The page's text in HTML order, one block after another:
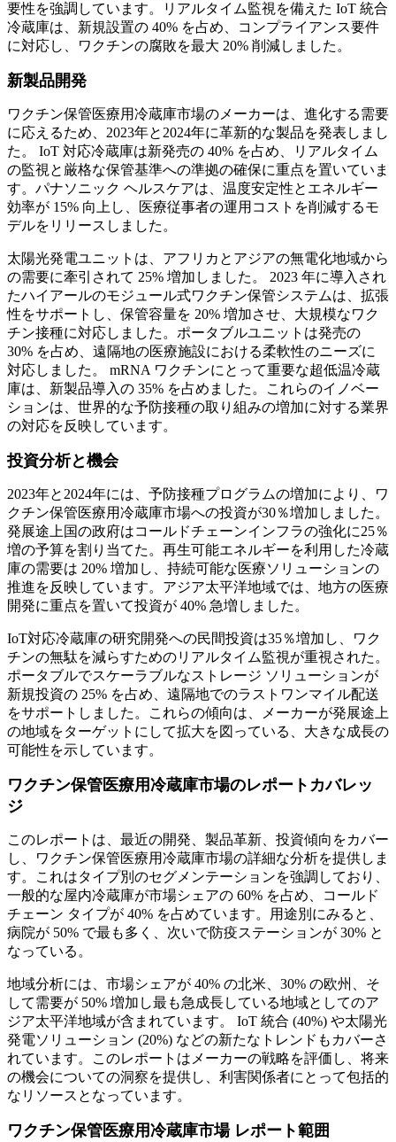
要性を強調しています。リアルタイム監視を備えた IoT 統合
冷蔵庫は、新規設置の 40% を占め、コンプライアンス要件
に対応し、ワクチンの腐敗を最大 20% 削減しました。
新製品開発
ワクチン保管医療用冷蔵庫市場のメーカーは、進化する需要
に応えるため、2023年と2024年に革新的な製品を発表しまし
た。 IoT 対応冷蔵庫は新発売の 40% を占め、リアルタイム
の監視と厳格な保管基準への準拠の確保に重点を置いていま
す。パナソニック ヘルスケアは、温度安定性とエネルギー
効率が 15% 向上し、医療従事者の運用コストを削減するモ
デルをリリースしました。
太陽光発電ユニットは、アフリカとアジアの無電化地域から
の需要に牽引されて 25% 増加しました。 2023 年に導入され
たハイアールのモジュール式ワクチン保管システムは、拡張
性をサポートし、保管容量を 20% 増加させ、大規模なワク
チン接種に対応しました。ポータブルユニットは発売の
30% を占め、遠隔地の医療施設における柔軟性のニーズに
対応しました。 mRNA ワクチンにとって重要な超低温冷蔵
庫は、新製品導入の 35% を占めました。これらのイノベー
ションは、世界的な予防接種の取り組みの増加に対する業界
の対応を反映しています。
投資分析と機会
2023年と2024年には、予防接種プログラムの増加により、ワ
クチン保管医療用冷蔵庫市場への投資が30％増加しました。
発展途上国の政府はコールドチェーンインフラの強化に25％
増の予算を割り当てた。再生可能エネルギーを利用した冷蔵
庫の需要は 20% 増加し、持続可能な医療ソリューションの
推進を反映しています。アジア太平洋地域では、地方の医療
開発に重点を置いて投資が 40% 急増しました。
IoT対応冷蔵庫の研究開発への民間投資は35％増加し、ワク
チンの無駄を減らすためのリアルタイム監視が重視された。
ポータブルでスケーラブルなストレージ ソリューションが
新規投資の 25% を占め、遠隔地でのラストワンマイル配送
をサポートしました。これらの傾向は、メーカーが発展途上
の地域をターゲットにして拡大を図っている、大きな成長の
可能性を示しています。
ワクチン保管医療用冷蔵庫市場のレポートカバレッ
ジ
このレポートは、最近の開発、製品革新、投資傾向をカバー
し、ワクチン保管医療用冷蔵庫市場の詳細な分析を提供しま
す。これはタイプ別のセグメンテーションを強調しており、
一般的な屋内冷蔵庫が市場シェアの 60% を占め、コールド
チェーン タイプが 40% を占めています。用途別にみると、
病院が 50% で最も多く、次いで防疫ステーションが 30% と
なっている。
地域分析には、市場シェアが 40% の北米、30% の欧州、そ
して需要が 50% 増加し最も急成長している地域としてのア
ジア太平洋地域が含まれています。 IoT 統合 (40%) や太陽光
発電ソリューション (20%) などの新たなトレンドもカバーさ
れています。このレポートはメーカーの戦略を評価し、将来
の機会についての洞察を提供し、利害関係者にとって包括的
なリソースとなっています。
ワクチン保管医療用冷蔵庫市場 レポート範囲